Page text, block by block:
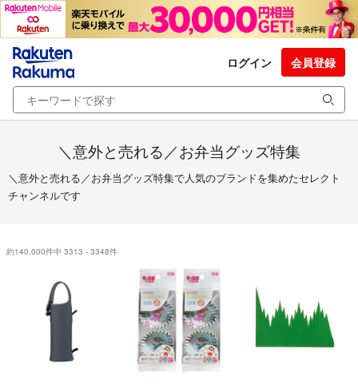
ログイン 会員登録
＼意外と売れる／お弁当グッズ特集
＼意外と売れる／お弁当グッズ特集で人気のブランドを集めたセレクト
チャンネルです
約140,000件中 3313 - 3348件